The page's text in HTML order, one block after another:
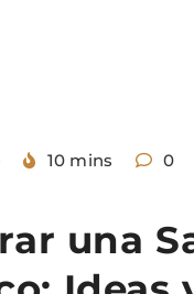
10 mins 0
una